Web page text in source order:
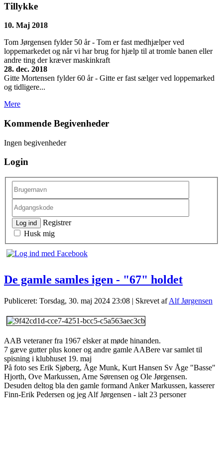
Tillykke
10. Maj 2018
Tom Jørgensen fylder 50 år - Tom er fast medhjælper ved
loppemarkedet og når vi har brug for hjælp til at tromle banen eller
andre ting der kræver maskinkraft
28. dec. 2018
Gitte Mortensen fylder 60 år - Gitte er fast sælger ved loppemarked
og tidligere...
Mere
Kommende Begivenheder
Ingen begivenheder
Login
Log ind
Registrer
Husk mig
De gamle samles igen - "67" holdet
Publiceret: Torsdag, 30. maj 2024 23:08 | Skrevet afAlf Jørgensen
AAB veteraner fra 1967 elsker at møde hinanden.
7 gæve gutter plus koner og andre gamle AABere var samlet til
spisning i klubhuset 19. maj
På foto ses Erik Sjøberg, Åge Munk, Kurt Hansen Sv Åge "Basse"
Hjorth, Ove Markussen, Arne Sørensen og Ole Jørgensen.
Desuden deltog bla den gamle formand Anker Markussen, kasserer
Finn-Erik Pedersen og jeg Alf Jørgensen - ialt 23 personer